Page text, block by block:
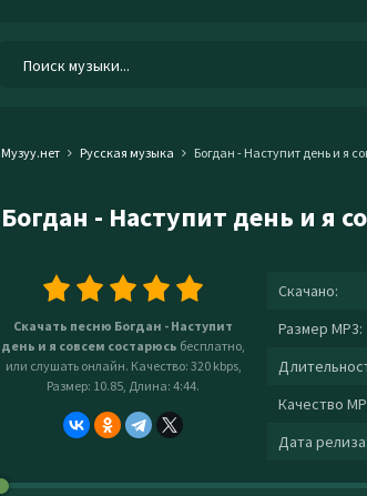
Музуу.нет Русская музыка Богдан - Наступит день и я
Богдан - Наступит день и я
Скачать песню Богдан - Наступит
день и я совсем состарюсь бесплатно,
или слушать онлайн. Качество: 320 kbps,
Размер: 10.85, Длина: 4:44.
Скачано:
Размер MP3:
Качество
Дата релиза: